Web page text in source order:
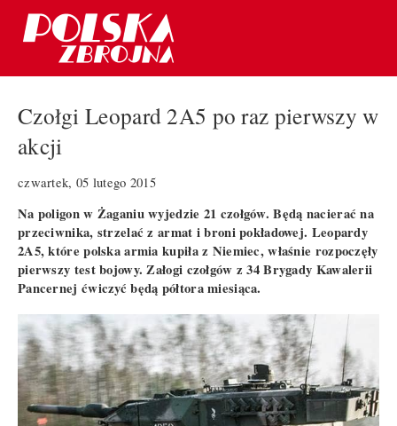
Czołgi Leopard 2A5 po raz pierwszy w
akcji
czwartek, 05 lutego 2015
Na poligon w Żaganiu wyjedzie 21 czołgów. Będą nacierać na
przeciwnika, strzelać z armat i broni pokładowej. Leopardy
2A5, które polska armia kupiła z Niemiec, właśnie rozpoczęły
pierwszy test bojowy. Załogi czołgów z 34 Brygady Kawalerii
Pancernej ćwiczyć będą półtora miesiąca.